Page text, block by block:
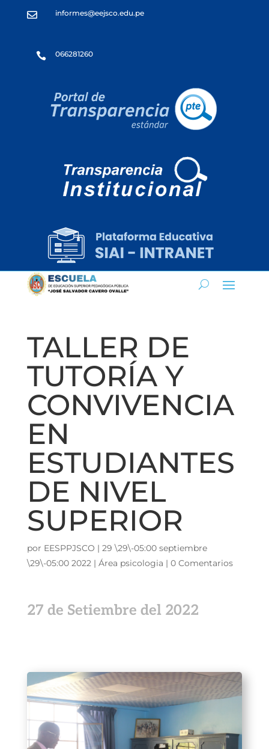
 informes@eejsco.edu.pe
 066281260
TALLER DE
TUTORÍA Y
CONVIVENCIA
EN
ESTUDIANTES
DE NIVEL
SUPERIOR
por EESPPJSCO | 29 \29\-05:00 septiembre
\29\-05:00 2022 | Área psicologia | 0 Comentarios
27 de Setiembre del 2022